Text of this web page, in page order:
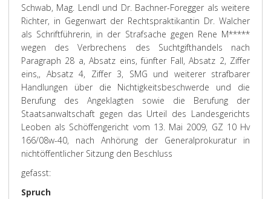
Schwab, Mag. Lendl und Dr. Bachner-Foregger als weitere
Richter, in Gegenwart der Rechtspraktikantin Dr. Walcher
als Schriftführerin, in der Strafsache gegen Rene M*****
wegen des Verbrechens des Suchtgifthandels nach
Paragraph 28 a, Absatz eins, fünfter Fall, Absatz 2, Ziffer
eins,, Absatz 4, Ziffer 3, SMG und weiterer strafbarer
Handlungen über die Nichtigkeitsbeschwerde und die
Berufung des Angeklagten sowie die Berufung der
Staatsanwaltschaft gegen das Urteil des Landesgerichts
Leoben als Schöffengericht vom 13. Mai 2009, GZ 10 Hv
166/08w-40, nach Anhörung der Generalprokuratur in
nichtöffentlicher Sitzung den Beschluss
gefasst:
Spruch